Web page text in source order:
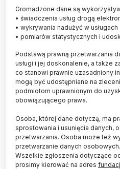
Szczecin/ Ponad
na Pomorski
Medyczny; to dwa
ub.r.
W systemie
Pomorski Uniwersytet
zgłoszonych jest już
kandydatów, czyli
zeszłym roku –
uczelnia. Największa
kierunki medyczne.
Gromadzone dane są
• świadczenia usług drogą
• wykrywania nadużyć w usługach
• pomiarów statystycznych i
Podstawą prawną przetwarzania
usługi i jej doskonalenie, a także
co stanowi prawnie uzasadniony
mogą być udostępniane na
podmiotom uprawnionym do
obowiązującego prawa.
Osoba, której dane dotyczą, ma
sprostowania i usunięcia danych,
przetwarzania. Osoba może też
przetwarzanie danych osobowych.
Wszelkie zgłoszenia dotyczące
prosimy kierować na adres